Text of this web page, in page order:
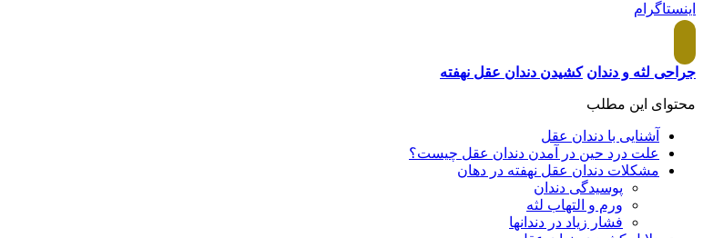
اینستاگرام
جراحی لثه و دندان کشیدن دندان عقل نهفته
محتوای این مطلب
آشنایی با دندان عقل
علت درد حین در آمدن دندان عقل چیست؟
مشکلات دندان عقل نهفته در دهان
پوسیدگی دندان
ورم و التهاب لثه
فشار زیاد در دندانها